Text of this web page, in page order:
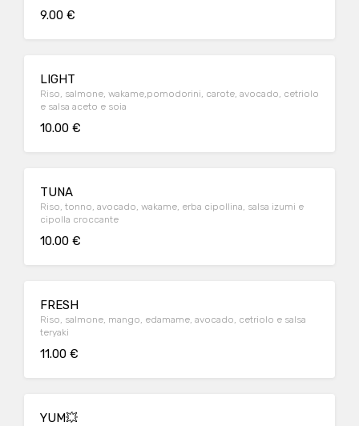
9.00 €
LIGHT
Riso, salmone, wakame,pomodorini, carote, avocado, cetriolo
e salsa aceto e soia
10.00 €
TUNA
Riso, tonno, avocado, wakame, erba cipollina, salsa izumi e
cipolla croccante
10.00 €
FRESH
Riso, salmone, mango, edamame, avocado, cetriolo e salsa
teryaki
11.00 €
YUM💥